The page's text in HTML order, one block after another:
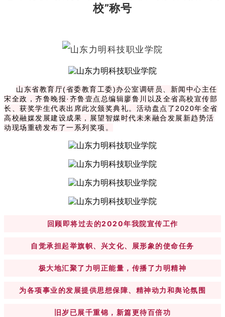
校”称号
山东省教育厅(省委教育工委)办公室调研员、新闻中心主任
宋全政，齐鲁晚报·齐鲁壹点总编辑廖鲁川以及全省高校宣传部
长、获奖学生代表出席此次颁奖典礼。活动盘点了2020年全省
高校融媒发展建设成果，展望智媒时代未来融合发展新趋势活
动现场重磅发布了一系列奖项。
回顾即将过去的2020年我院宣传工作
自觉承担起举旗帜、兴文化、展形象的使命任务
极大地汇聚了力明正能量，传播了力明精神
为各项事业的发展提供思想保障、精神动力和舆论氛围
旧岁已展千重锦，新篇更待百倍功